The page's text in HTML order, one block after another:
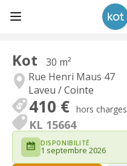
Kot
30 m²
Rue Henri Maus 47
Laveu / Cointe
410 € hors charges
KL 15664
DISPONIBILITÉ
1 septembre 2026